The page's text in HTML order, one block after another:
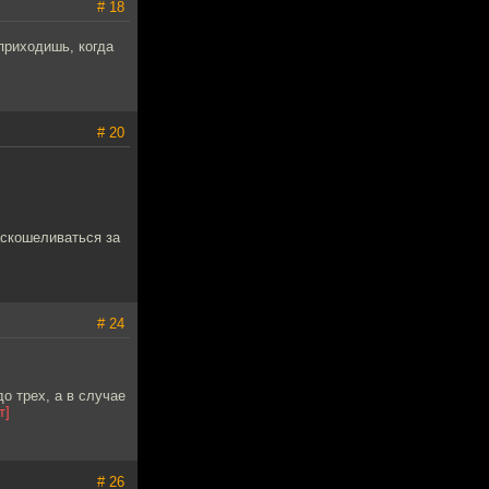
# 18
когда
# 20
за
# 24
трех, а в случае
# 26